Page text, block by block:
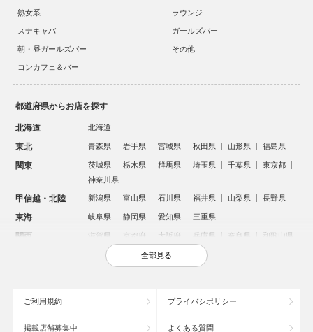
熟女系
ラウンジ
スナキャバ
ガールズバー
朝・昼ガールズバー
その他
コンカフェ＆バー
都道府県からお店を探す
北海道 北海道
東北 青森県 岩手県 宮城県 秋田県 山形県 福島県
関東 茨城県 栃木県 群馬県 埼玉県 千葉県
東京都
神奈川県
甲信越・北陸 新潟県 富山県 石川県 福井県 山梨県 長野県
東海 岐阜県 静岡県 愛知県 三重県
関西 滋賀県 京都府 大阪府 兵庫県 奈良県 和歌山県
鳥取県 島根県 岡山県 広島県
沖縄県
全部見る
ご利用規約 プライバシポリシー
掲載店舗募集中 よくある質問